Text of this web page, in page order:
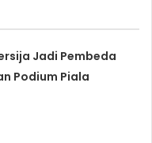
Jadi Pembeda
Podium Piala